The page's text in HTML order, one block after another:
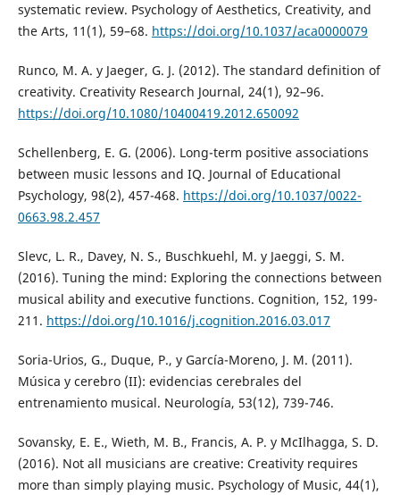
systematic review. Psychology of Aesthetics, Creativity, and
the Arts, 11(1), 59–68. https://doi.org/10.1037/aca0000079
Runco, M. A. y Jaeger, G. J. (2012). The standard definition of
creativity. Creativity Research Journal, 24(1), 92–96.
https://doi.org/10.1080/10400419.2012.650092
Schellenberg, E. G. (2006). Long-term positive associations
between music lessons and IQ. Journal of Educational
Psychology, 98(2), 457-468. https://doi.org/10.1037/0022-
0663.98.2.457
Slevc, L. R., Davey, N. S., Buschkuehl, M. y Jaeggi, S. M.
(2016). Tuning the mind: Exploring the connections between
musical ability and executive functions. Cognition, 152, 199-
211. https://doi.org/10.1016/j.cognition.2016.03.017
Soria-Urios, G., Duque, P., y García-Moreno, J. M. (2011).
Música y cerebro (II): evidencias cerebrales del
entrenamiento musical. Neurología, 53(12), 739-746.
Sovansky, E. E., Wieth, M. B., Francis, A. P. y McIlhagga, S. D.
(2016). Not all musicians are creative: Creativity requires
more than simply playing music. Psychology of Music, 44(1),